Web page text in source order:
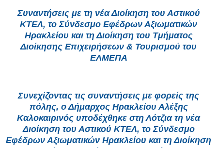
Συναντήσεις με τη νέα Διοίκηση του Αστικού
ΚΤΕΛ, το Σύνδεσμο Εφέδρων Αξιωματικών
Ηρακλείου και τη Διοίκηση του Τμήματος
Διοίκησης Επιχειρήσεων & Τουρισμού του
ΕΛΜΕΠΑ
Συνεχίζοντας τις συναντήσεις με φορείς της
πόλης, ο Δήμαρχος Ηρακλείου Αλέξης
Καλοκαιρινός υποδέχθηκε στη Λότζια τη νέα
Διοίκηση του Αστικού ΚΤΕΛ, το Σύνδεσμο
Εφέδρων Αξιωματικών Ηρακλείου και τη Διοίκηση